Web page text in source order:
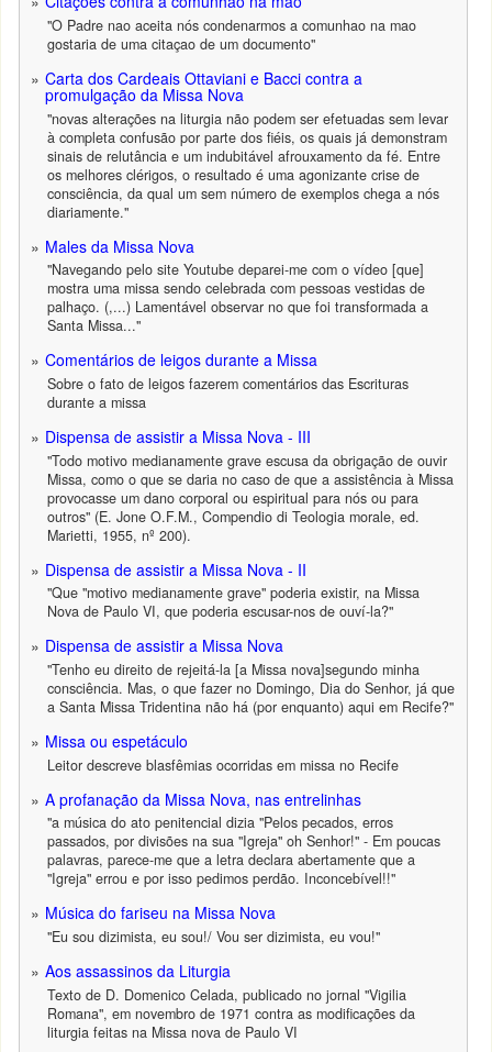
"O Padre nao aceita nós condenarmos a comunhao na mao
gostaria de uma citaçao de um documento"
Carta dos Cardeais Ottaviani e Bacci contra a
promulgação da Missa Nova
"novas alterações na liturgia não podem ser efetuadas sem levar
à completa confusão por parte dos fiéis, os quais já demonstram
sinais de relutância e um indubitável afrouxamento da fé. Entre
os melhores clérigos, o resultado é uma agonizante crise de
consciência, da qual um sem número de exemplos chega a nós
diariamente."
Males da Missa Nova
"Navegando pelo site Youtube deparei-me com o vídeo [que]
mostra uma missa sendo celebrada com pessoas vestidas de
palhaço. (,...) Lamentável observar no que foi transformada a
Santa Missa..."
Comentários de leigos durante a Missa
Sobre o fato de leigos fazerem comentários das Escrituras
durante a missa
Dispensa de assistir a Missa Nova - III
"Todo motivo medianamente grave escusa da obrigação de ouvir
Missa, como o que se daria no caso de que a assistência à Missa
provocasse um dano corporal ou espiritual para nós ou para
outros" (E. Jone O.F.M., Compendio di Teologia morale, ed.
Marietti, 1955, nº 200).
Dispensa de assistir a Missa Nova - II
"Que "motivo medianamente grave" poderia existir, na Missa
Nova de Paulo VI, que poderia escusar-nos de ouví-la?"
Dispensa de assistir a Missa Nova
"Tenho eu direito de rejeitá-la [a Missa nova]segundo minha
consciência. Mas, o que fazer no Domingo, Dia do Senhor, já que
a Santa Missa Tridentina não há (por enquanto) aqui em Recife?"
Missa ou espetáculo
Leitor descreve blasfêmias ocorridas em missa no Recife
A profanação da Missa Nova, nas entrelinhas
"a música do ato penitencial dizia "Pelos pecados, erros
passados, por divisões na sua "Igreja" oh Senhor!" - Em poucas
palavras, parece-me que a letra declara abertamente que a
"Igreja" errou e por isso pedimos perdão. Inconcebível!!"
Música do fariseu na Missa Nova
"Eu sou dizimista, eu sou!/ Vou ser dizimista, eu vou!"
Aos assassinos da Liturgia
Texto de D. Domenico Celada, publicado no jornal "Vigilia
Romana", em novembro de 1971 contra as modificações da
liturgia feitas na Missa nova de Paulo VI